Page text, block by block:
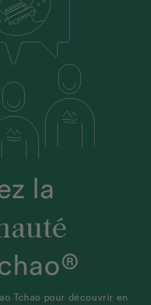
la
Tchao pour découvrir en